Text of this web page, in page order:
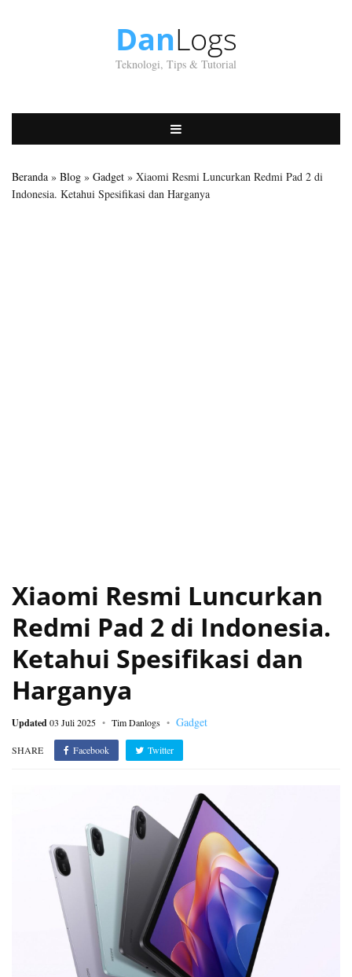
DanLogs
Teknologi, Tips & Tutorial
Beranda » Blog » Gadget » Xiaomi Resmi Luncurkan Redmi Pad 2 di
Indonesia. Ketahui Spesifikasi dan Harganya
Xiaomi Resmi Luncurkan
Redmi Pad 2 di Indonesia.
Ketahui Spesifikasi dan
Harganya
Updated03 Juli 2025 Tim Danlogs Gadget
SHARE Facebook Twitter